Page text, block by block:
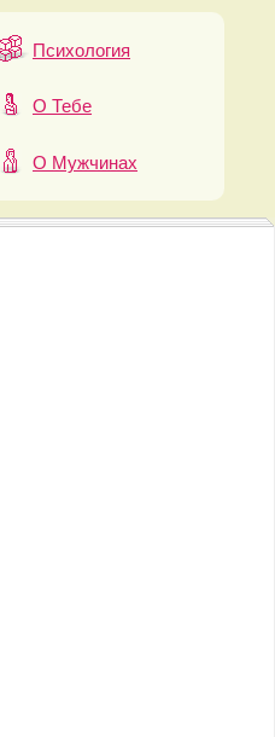
Психология
О Тебе
О Мужчинах